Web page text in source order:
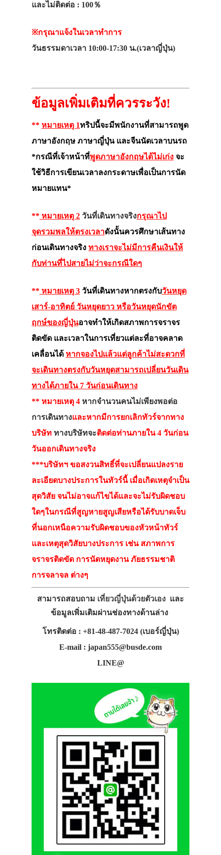
และไม่ติดต่อ : 100％
※กรุณาแจ้งในเวลาทำการ
วันธรรมดาเวลา 10:00-17:30 น.(เวลาญี่ปุ่น)
ข้อมูลเพิ่มเติมที่ควรระวัง!
** หมายเหตุ 1ทริปนี้จะมีพนักงานที่สามารถพูด
ภาษาอังกฤษ ภาษาญี่ปุ่น และจีนนัดเวลาบนรถ
*กรณีที่เจ้าหน้าที่พูดภาษาอังกฤษได้ไม่เก่ง จะ
ใช้วิธีการเขียนเวลาลงกระดาษเพื่อเป็นการนัด
หมายแทน*
** หมายเหตุ 2 วันที่เดินทางจริงกรุณาไป
จุดรวมพลให้ตรงเวลาดังนั้นควรศึกษาเส้นทาง
ก่อนเดินทางจริง ทางเราจะไม่มีการคืนเงินให้
กับท่านที่ไปสายไม่ว่าจะกรณีใดๆ
** หมายเหตุ 3 วันที่เดินทางหากตรงกับวันหยุด
เสาร์-อาทิตย์ วันหยุดยาว หรือวันหยุดนักขัต
ฤกษ์ของญี่ปุ่นอาจทำให้เกิดสภาพการจราจร
ติดขัด และเวลาในการเที่ยวแต่ละที่อาจคลาด
เคลื่อนได้ หากจองไปแล้วแต่ลูกค้าไม่สะดวกที่
จะเดินทางตรงกับวันหยุดสามารถเปลี่ยนวันเดิน
ทางได้ภายใน 7 วันก่อนเดินทาง
** หมายเหตุ 4 หากจำนวนคนไม่เพียงพอต่อ
การเดินทางและหากมีการยกเลิกทัวร์จากทาง
บริษัท ทางบริษัทจะติดต่อท่านภายใน 4 วันก่อน
วันออกเดินทางจริง
***บริษัทฯ ขอสงวนสิทธิ์ที่จะเปลี่ยนแปลงราย
ละเอียดบางประการในทัวร์นี้ เมื่อเกิดเหตุจำเป็น
สุดวิสัย จนไม่อาจแก้ไขได้และจะไม่รับผิดชอบ
ใดๆในกรณีที่สูญหายสูญเสียหรือได้รับบาดเจ็บ
ที่นอกเหนือความรับผิดชอบของหัวหน้าทัวร์
และเหตุสุดวิสัยบางประการ เช่น สภาพการ
จราจรติดขัด การนัดหยุดงาน ภัยธรรมชาติ
การจลาจล ต่างๆ
สามารถสอบถาม เที่ยวญี่ปุ่นด้วยตัวเอง และ
ข้อมูลเพิ่มเติมผ่านช่องทางด้านล่าง
โทรติดต่อ : +81-48-487-7024 (เบอร์ญี่ปุ่น)
E-mail : japan555@busde.com
LINE@